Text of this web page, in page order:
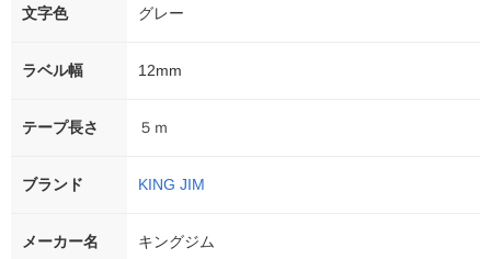
文字色 グレー
ラベル幅 12mm
テープ長さ ５ｍ
ブランド KING JIM
メーカー名 キングジム